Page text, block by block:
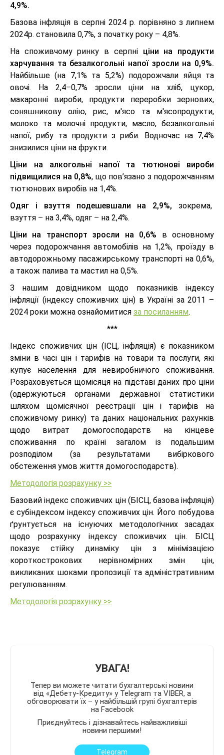
4,9%.
Базова інфляція в серпні 2024 р. порівняно з липнем
2024р. становила 0,7%, з початку року – 4,8%.
На споживчому ринку в серпні ціни на продукти
харчування та безалкогольні напої зросли на 0,9%.
Найбільше (на 7,1% та 5,2%) подорожчали яйця та
овочі. На 2,4–0,7% зросли ціни на хліб, цукор,
макаронні вироби, продукти переробки зернових,
соняшникову олію, рис, м'ясо та м'ясопродукти,
молоко та молочні продукти, масло, безалкогольні
напої, рибу та продукти з риби. Водночас на 7,4%
знизилися ціни на фрукти.
Ціни на алкогольні напої та тютюнові вироби
підвищилися на 0,8%, що пов’язано з подорожчанням
тютюнових виробів на 1,4%.
Одяг і взуття подешевшали на 2,9%, зокрема,
взуття – на 3,4%, одяг – на 2,4%.
Ціни на транспорт зросли на 0,6% в основному
через подорожчання автомобілів на 1,2%, проїзду в
автодорожньому пасажирському транспорті на 0,6%,
а також палива та мастил на 0,5%.
З нашим довідником щодо показників індексу
інфляції (індексу споживчих цін) в Україні за 2011 –
2024 роки можна ознайомитися за посиланням.
***
Індекс споживчих цін (ІСЦ, інфляція) є показником
зміни в часі цін і тарифів на товари та послуги, які
купує населення для невиробничого споживання.
Розраховується щомісяця на підставі даних про ціни
(одержуються органами державної статистики
шляхом щомісячної реєстрації цін і тарифів на
споживчому ринку) та даних національних рахунків
щодо витрат домогосподарств на кінцеве
споживання по країні загалом із подальшим
розподілом (за результатами вибіркового
обстеження умов життя домогосподарств).
Методологія розрахунку >>
Базовий індекс споживчих цін (БІСЦ, базова інфляція)
є субіндексом індексу споживчих цін. Його побудова
ґрунтується на існуючих методологічних засадах
щодо розрахунку індексу споживчих цін. БІСЦ
показує стійку динаміку цін з мінімізацією
короткострокових нерівномірних змін цін,
викликаних шоками пропозиції та адміністративним
регулюванням.
Методологія розрахунку >>
УВАГА!
Тепер ви можете читати бухгалтерські новини
від «Дебету-Кредиту» у Telegram та VIBER, а
обговорювати їх – у найбільшій групі бухгалтерів
на Facebook
Приєднуйтесь і дізнавайтесь найважливіші
новини першими!
Telegram